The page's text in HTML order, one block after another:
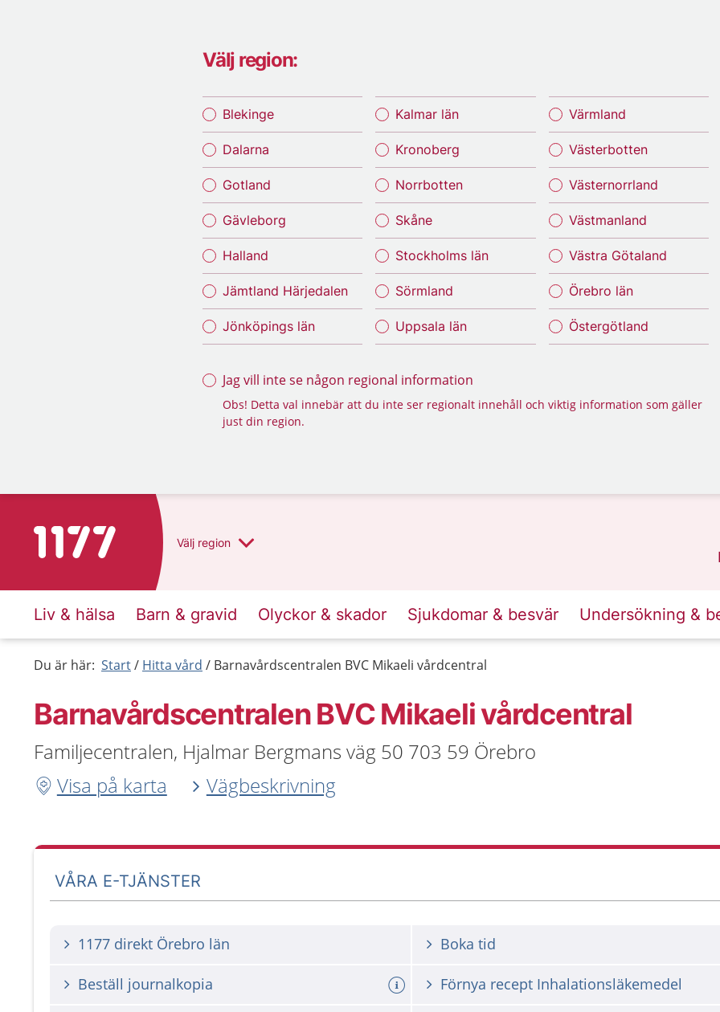
Välj region:
Blekinge
Dalarna
Gotland
Gävleborg
Halland
Jämtland Härjedalen
Jönköpings län
Kalmar län
Kronoberg
Norrbotten
Skåne
Stockholms län
Sörmland
Uppsala län
Värmland
Västerbotten
Västernorrland
Västmanland
Västra Götaland
Örebro län
Östergötland
Jag vill inte se någon regional information
Obs! Detta val innebär att du inte ser regionalt innehåll och viktig information som gäller
just din region.
Till startsidan för 1177 Välj region
Liv & hälsa Barn & gravid Olyckor & skador Sjukdomar & besvär Undersökning &
Du är här: Start Hitta vård Barnavårdscentralen BVC Mikaeli vårdcentral
Barnavårdscentralen BVC Mikaeli vårdcentral
Familjecentralen, Hjalmar Bergmans väg 50 703 59 Örebro
Visa på karta
Vägbeskrivning
VÅRA E-TJÄNSTER
1177 direkt Örebro län Boka tid
Beställ journalkopia Förnya recept Inhalationsläkemedel